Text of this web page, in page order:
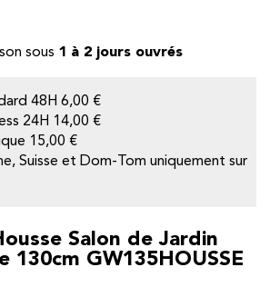
1 à 2 jours ouvrés
48H6,00 €
24H 14,00 €
15,00 €
Suisse et Dom-Tom uniquement sur
Salon de Jardin
130cm GW135HOUSSE